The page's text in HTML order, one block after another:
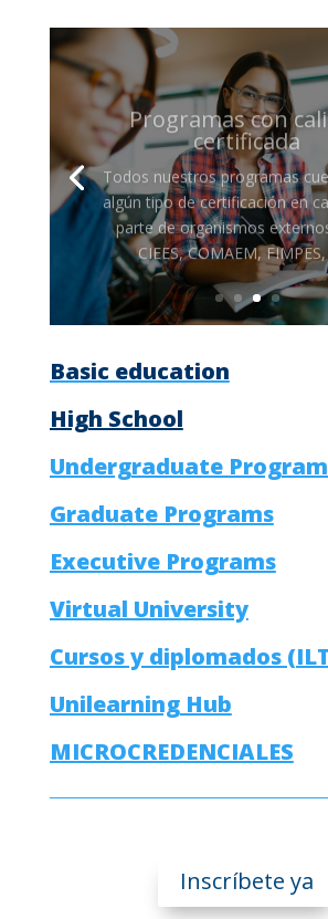
Basic education
High School
Undergraduate
Graduate Programs
Executive Programs
Virtual University
Cursos y diplomados
Unilearning Hub
MICROCREDENCIALES
Inscríbete ya